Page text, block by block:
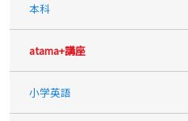
本科
atama+講座
小学英語